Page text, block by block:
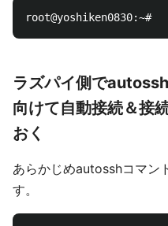
ラズパイ側で
向けて自動接続＆接
おく
あらかじめautosshコマン
す。